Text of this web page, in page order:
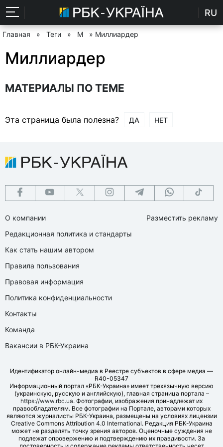
RU
Главная » Теги » М » Миллиардер
Миллиардер
МАТЕРИАЛЫ ПО ТЕМЕ
Эта страница была полезна? ДА НЕТ
О компании
Редакционная политика и стандарты
Как стать нашим автором
Правила пользования
Правовая информация
Политика конфиденциальности
Контакты
Команда
Вакансии в РБК-Украина
Разместить рекламу
Идентификатор онлайн-медиа в Реестре субъектов в сфере медиа —
R40-05347
Информационный портал «РБК-Украина» имеет трехязычную версию
(украинскую, русскую и английскую), главная страница портала –
https://www.rbc.ua. Фотографии, изображения принадлежат их
правообладателям. Все фотографии на Портале, авторами которых
являются журналисты РБК-Украина, размещены на условиях лицензии
Creative Commons Attribution 4.0 International. Редакция РБК-Украина
может не разделять точку зрения авторов. Оценочные суждения не
подлежат опровержению и подтверждению их правдивости. За